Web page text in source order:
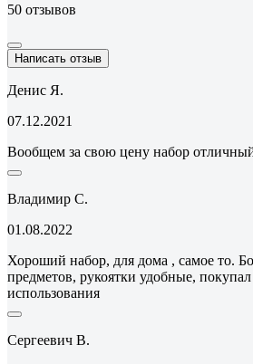
50 отзывов
Написать отзыв
Денис Я.
07.12.2021
Вообщем за свою цену набор
Владимир С.
01.08.2022
Хороший набор, для дома , самое то.
предметов, рукоятки удобные,
использования
Сергеевич В.